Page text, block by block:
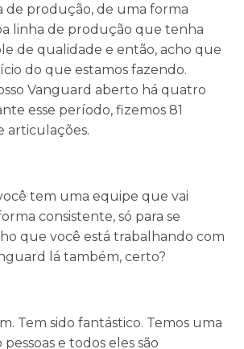
de produção, de uma forma
linha de produção que tenha
de qualidade e então, acho que
do que estamos fazendo.
Vanguard aberto há quatro
esse período, fizemos 81
articulações.
tem uma equipe que vai
consistente, só para se
que você está trabalhando com
lá também, certo?
Tem sido fantástico. Temos uma
e todos eles são